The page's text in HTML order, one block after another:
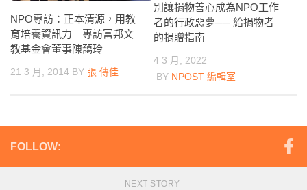
NPO專訪：正本清源，用教
育培養資訊力｜專訪富邦文
教基金會董事陳藹玲
21 3 月, 2014 BY 張 傳佳
別讓捐物善心成為NPO工作
者的行政惡夢── 給捐物者
的捐贈指南
4 3 月, 2022
BY NPOST 編輯室
FOLLOW:
NEXT STORY